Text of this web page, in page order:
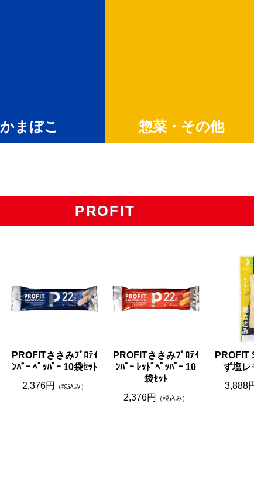
かまぼこ 惣菜・その他
PROFIT
PROFITささみﾌﾟﾛﾃｲ
ﾝﾊﾞｰ ﾍﾟｯﾊﾟｰ 10袋ｾｯﾄ
2,376円
（税込み）
PROFITささみﾌﾟﾛﾃｲ
ﾝﾊﾞｰ ﾚｯﾄﾞﾍﾟｯﾊﾟｰ 10
袋ｾｯﾄ
2,376円
（税込み）
PROFIT
ず塩レ
3,888